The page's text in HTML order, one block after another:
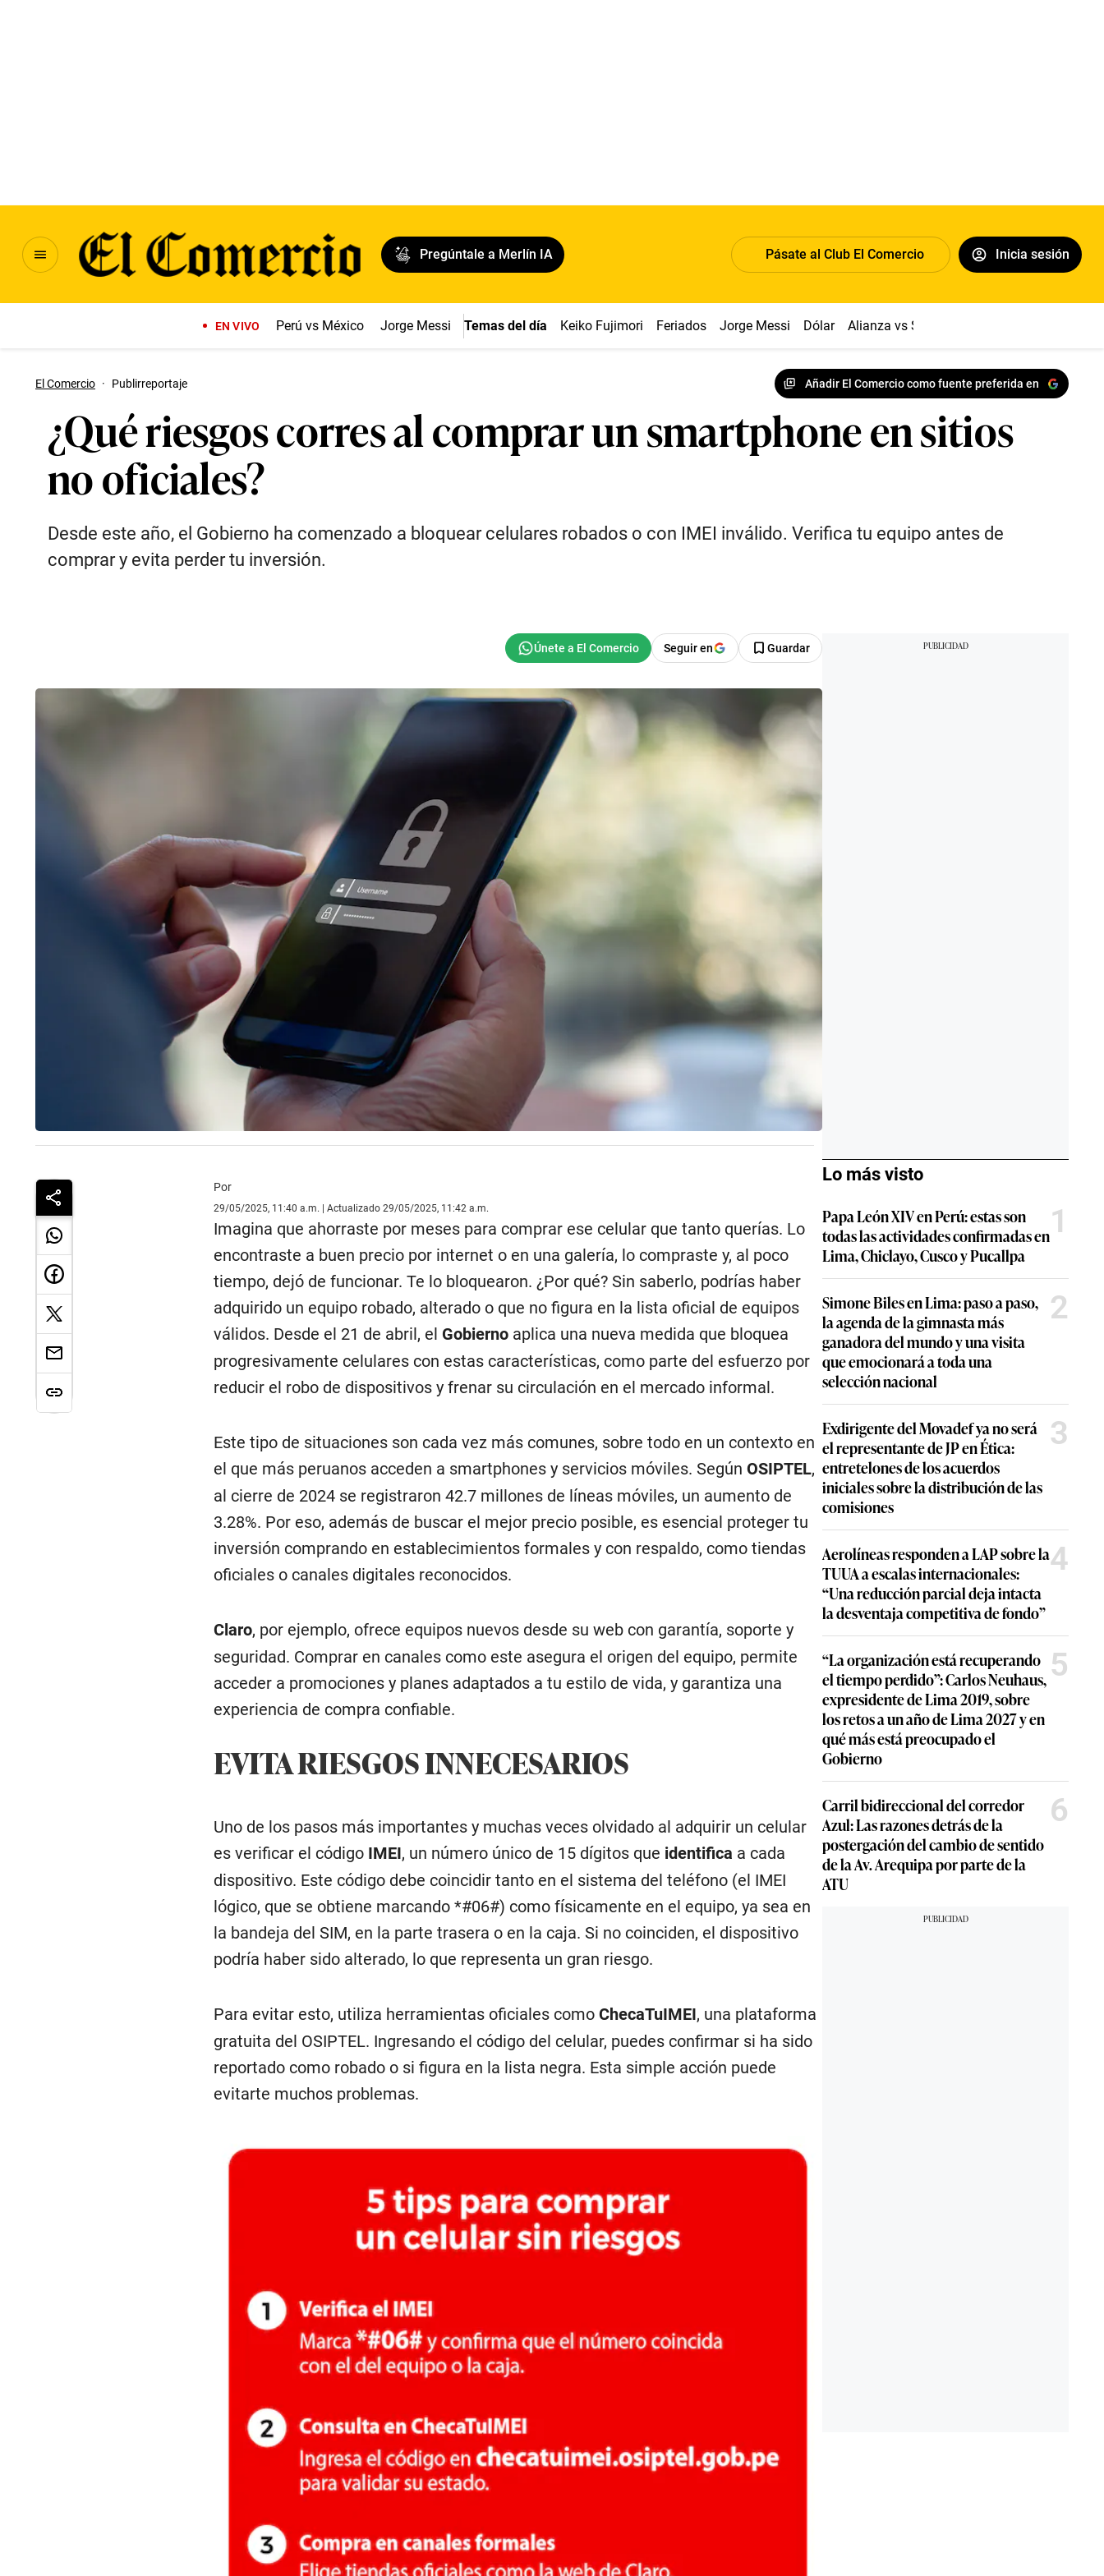
Pregúntale a Merlín IA Pásate al Club El Comercio Inicia sesión
EN VIVO Perú vs México Jorge Messi Temas del día Keiko Fujimori Feriados Jorge Messi Dólar Alianza vs Sport Boys
El Comercio · Publirreportaje Añadir El Comercio como fuente preferida en
¿Qué riesgos corres al comprar un smartphone en sitios
no oficiales?
Desde este año, el Gobierno ha comenzado a bloquear celulares robados o con IMEI inválido. Verifica tu equipo antes de
comprar y evita perder tu inversión.
Seguir en Guardar
Por
29/05/2025, 11:40 a.m. | Actualizado 29/05/2025, 11:42 a.m.
Imagina que ahorraste por meses para comprar ese celular que tanto querías. Lo
encontraste a buen precio por internet o en una galería, lo compraste y, al poco
tiempo, dejó de funcionar. Te lo bloquearon. ¿Por qué? Sin saberlo, podrías haber
adquirido un equipo robado, alterado o que no figura en la lista oficial de equipos
válidos. Desde el 21 de abril, el Gobiernoaplica una nueva medida que bloquea
progresivamente celulares con estas características, como parte del esfuerzo por
reducir el robo de dispositivos y frenar su circulación en el mercado informal.
Este tipo de situaciones son cada vez más comunes, sobre todo en un contexto en
el que más peruanos acceden a smartphones y servicios móviles. Según OSIPTEL,
al cierre de 2024 se registraron 42.7 millones de líneas móviles, un aumento de
3.28%. Por eso, además de buscar el mejor precio posible, es esencial proteger tu
inversión comprando en establecimientos formales y con respaldo, como tiendas
oficiales o canales digitales reconocidos.
Claro, por ejemplo, ofrece equipos nuevos desde su web con garantía, soporte y
seguridad. Comprar en canales como este asegura el origen del equipo, permite
acceder a promociones y planes adaptados a tu estilo de vida, y garantiza una
experiencia de compra confiable.
EVITA RIESGOS INNECESARIOS
Uno de los pasos más importantes y muchas veces olvidado al adquirir un celular
es verificar el código IMEI, un número único de 15 dígitos que identifica a cada
dispositivo. Este código debe coincidir tanto en el sistema del teléfono (el IMEI
lógico, que se obtiene marcando *#06#) como físicamente en el equipo, ya sea en
la bandeja del SIM, en la parte trasera o en la caja. Si no coinciden, el dispositivo
podría haber sido alterado, lo que representa un gran riesgo.
Para evitar esto, utiliza herramientas oficiales como ChecaTuIMEI, una plataforma
gratuita del OSIPTEL. Ingresando el código del celular, puedes confirmar si ha sido
reportado como robado o si figura en la lista negra. Esta simple acción puede
evitarte muchos problemas.
Lo más visto
Papa León XIV en Perú: estas son
todas las actividades confirmadas en
Lima, Chiclayo, Cusco y Pucallpa
1
Simone Biles en Lima: paso a paso,
la agenda de la gimnasta más
ganadora del mundo y una visita
que emocionará a toda una
selección nacional
2
Exdirigente del Movadef ya no será
el representante de JP en Ética:
entretelones de los acuerdos
iniciales sobre la distribución de las
comisiones
3
Aerolíneas responden a LAP sobre la
TUUA a escalas internacionales:
“Una reducción parcial deja intacta
la desventaja competitiva de fondo”
4
“La organización está recuperando
el tiempo perdido”: Carlos Neuhaus,
expresidente de Lima 2019, sobre
los retos a un año de Lima 2027 y en
qué más está preocupado el
Gobierno
5
Carril bidireccional del corredor
Azul: Las razones detrás de la
postergación del cambio de sentido
de la Av. Arequipa por parte de la
ATU
6